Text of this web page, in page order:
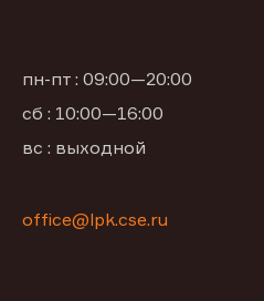
пн-пт : 09:00—20:00
сб : 10:00—16:00
вс : выходной
office@lpk.cse.ru